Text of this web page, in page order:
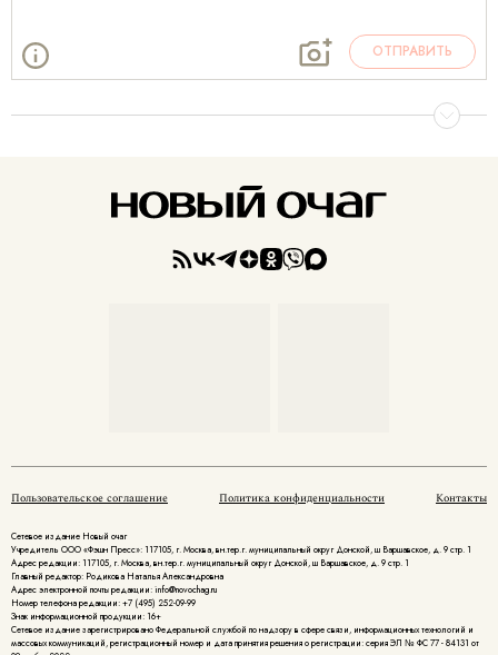
ОТПРАВИТЬ
Пользовательское соглашение Политика конфиденциальности Контакты
Сетевое издание Новый очаг
Учредитель ООО «Фэшн Пресс»: 117105, г. Москва, вн.тер.г. муниципальный округ Донской, ш Варшавское, д. 9 стр. 1
Адрес редакции: 117105, г. Москва, вн.тер.г. муниципальный округ Донской, ш Варшавское, д. 9 стр. 1
Главный редактор: Родикова Наталья Александровна
Адрес электронной почты редакции: info@novochag.ru
Номер телефона редакции: +7 (495) 252-09-99
Знак информационной продукции: 16+
Cетевое издание зарегистрировано Федеральной службой по надзору в сфере связи, информационных технологий и
массовых коммуникаций, регистрационный номер и дата принятия решения о регистрации: серия ЭЛ № ФС 77 - 84131 от